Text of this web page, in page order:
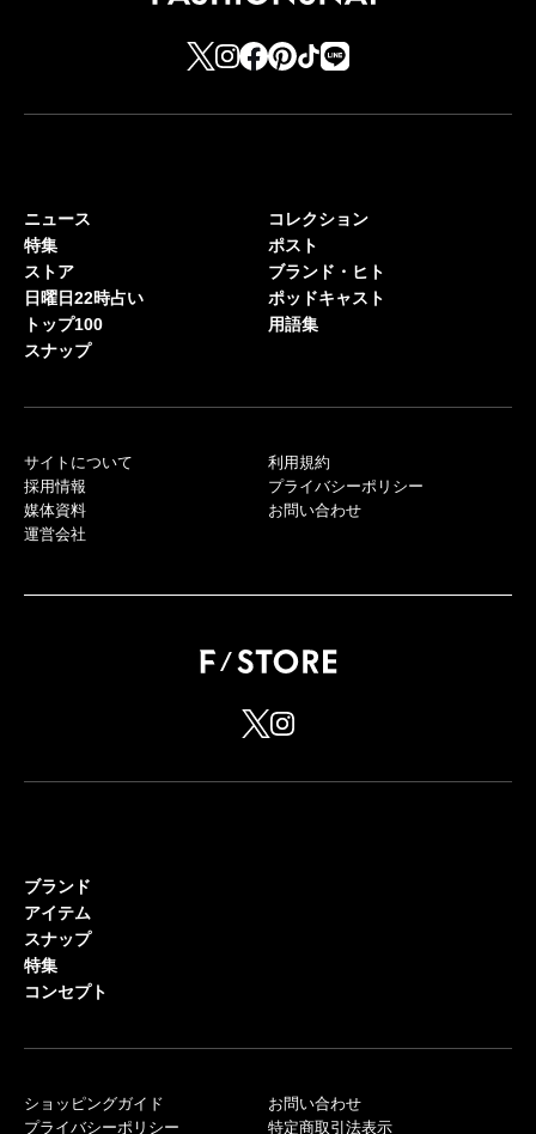
ニュース
特集
ストア
日曜日22時占い
トップ100
スナップ
コレクション
ポスト
ブランド・ヒト
ポッドキャスト
用語集
サイトについて
採用情報
媒体資料
運営会社
利用規約
プライバシーポリシー
お問い合わせ
ブランド
アイテム
スナップ
特集
コンセプト
ショッピングガイド
プライバシーポリシー
お問い合わせ
特定商取引法表示